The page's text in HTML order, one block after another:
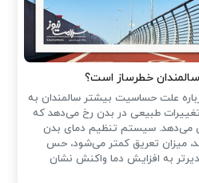
خطرساز است؟
علت حساسیت بیشتر سالمندان به
طبیعی در بدن رخ می‌دهد که
می‌دهد. سیستم تنظیم دمای بدن
میزان تعریق کمتر می‌شود، حس
به افزایش دما واکنش نشان